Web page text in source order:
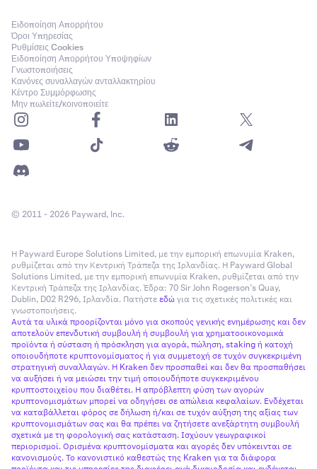
Ειδοποίηση Απορρήτου
Όροι Υπηρεσίας
Ρυθμίσεις Cookies
Ειδοποίηση Απορρήτου Υποψηφίων
Γνωστοποιήσεις
Κανόνες συναλλαγών ανταλλακτηρίου
Κέντρο Συμμόρφωσης
Μην πωλείτε/κοινοποιείτε
© 2011 - 2026 Payward, Inc.
Η Payward Europe Solutions Limited, με την εμπορική επωνυμία Kraken,
ρυθμίζεται από την Κεντρική Τράπεζα της Ιρλανδίας. Η Payward Global
Solutions Limited, με την εμπορική επωνυμία Kraken, ρυθμίζεται από την
Κεντρική Τράπεζα της Ιρλανδίας. Έδρα: 70 Sir John Rogerson’s Quay,
Dublin, D02 R296, Ιρλανδία. Πατήστεεδώγια τις σχετικές πολιτικές και
γνωστοποιήσεις.
Αυτά τα υλικά προορίζονται μόνο για σκοπούς γενικής ενημέρωσης και δεν
αποτελούν επενδυτική συμβουλή ή συμβουλή για χρηματοοικονομικά
προϊόντα ή σύσταση ή πρόσκληση για αγορά, πώληση, staking ή κατοχή
οποιουδήποτε κρυπτονομίσματος ή για συμμετοχή σε τυχόν συγκεκριμένη
στρατηγική συναλλαγών. Η Kraken δεν προσπαθεί και δεν θα προσπαθήσει
να αυξήσει ή να μειώσει την τιμή οποιουδήποτε συγκεκριμένου
κρυπτοστοιχείου που διαθέτει. Η απρόβλεπτη φύση των αγορών
κρυπτονομισμάτων μπορεί να οδηγήσει σε απώλεια κεφαλαίων. Ενδέχεται
να καταβάλλεται φόρος σε δήλωση ή/και σε τυχόν αύξηση της αξίας των
κρυπτονομισμάτων σας και θα πρέπει να ζητήσετε ανεξάρτητη συμβουλή
σχετικά με τη φορολογική σας κατάσταση. Ισχύουν γεωγραφικοί
περιορισμοί. Ορισμένα κρυπτονομίσματα και αγορές δεν υπόκεινται σε
κανονισμούς. Το κανονιστικό καθεστώς της Kraken για τα διάφορα